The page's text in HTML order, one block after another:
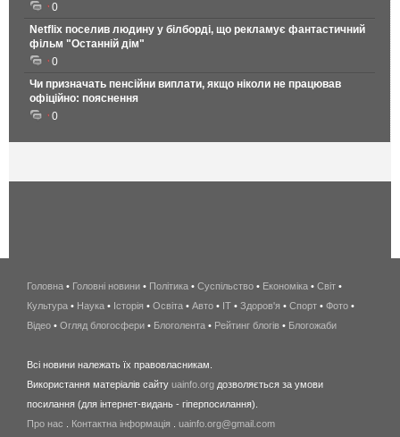
0
Netflix поселив людину у білборді, що рекламує фантастичний
фільм "Останній дім"
0
Чи призначать пенсійни виплати, якщо ніколи не працював
офіційно: пояснення
0
беспроводной
интернет
киев
wimax
в
Головна • Головні новини • Політика • Суспільство • Економіка • Світ •
Культура • Наука • Історія • Освіта • Авто • IT • Здоров'я • Спорт • Фото •
Відео • Огляд блогосфери • Блоголента • Рейтинг блогів • Блогожаби
Всі новини належать їх правовласникам.
Використання матеріалів сайту uainfo.org дозволяється за умови
посилання (для інтернет-видань - гіперпосилання).
Про нас
Контактна інформація uainfo.org@gmail.com